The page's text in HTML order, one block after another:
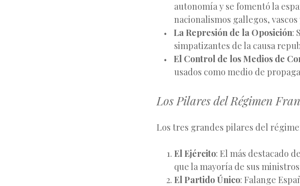
autonomía y se fomentó la
nacionalismos gallegos, vascos
La Represión de la Oposición:
simpatizantes de la causa
El Control de los Medios de
usados como medio de
Los Pilares del Régimen
Los tres grandes pilares del
El Ejército: El más destacado
que la mayoría de sus
El Partido Único: Falange